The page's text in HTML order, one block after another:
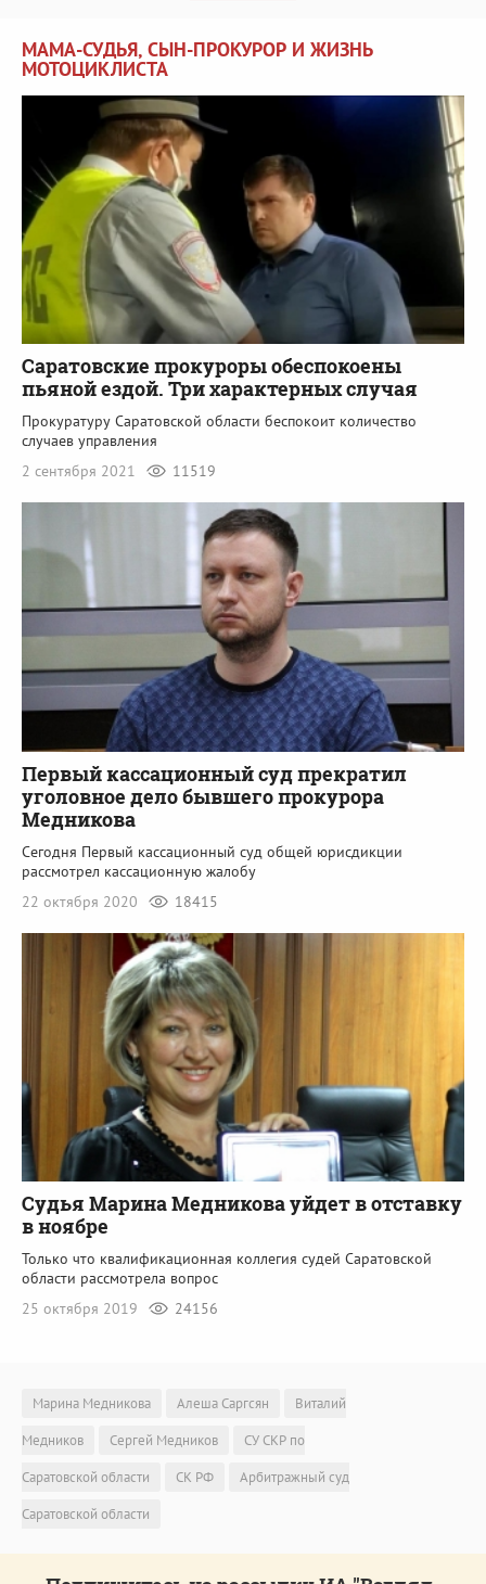
МАМА-СУДЬЯ, СЫН-ПРОКУРОР И ЖИЗНЬ
МОТОЦИКЛИСТА
Саратовские прокуроры обеспокоены
пьяной ездой. Три характерных случая
Прокуратуру Саратовской области беспокоит количество
случаев управления
2 сентября 2021
11519
Первый кассационный суд прекратил
уголовное дело бывшего прокурора
Медникова
Сегодня Первый кассационный суд общей юрисдикции
рассмотрел кассационную жалобу
22 октября 2020
18415
Судья Марина Медникова уйдет в отставку
в ноябре
Только что квалификационная коллегия судей Саратовской
области рассмотрела вопрос
25 октября 2019
24156
Марина Медникова Алеша Саргсян
Виталий
Медников
Сергей Медников
СУ СКР по
Саратовской области
СК РФ
Арбитражный суд
Саратовской области